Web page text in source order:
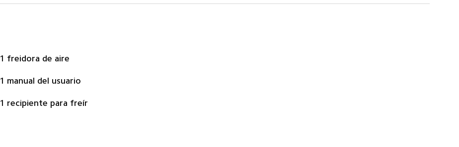
1 freidora de aire
1 manual del usuario
1 recipiente para freír